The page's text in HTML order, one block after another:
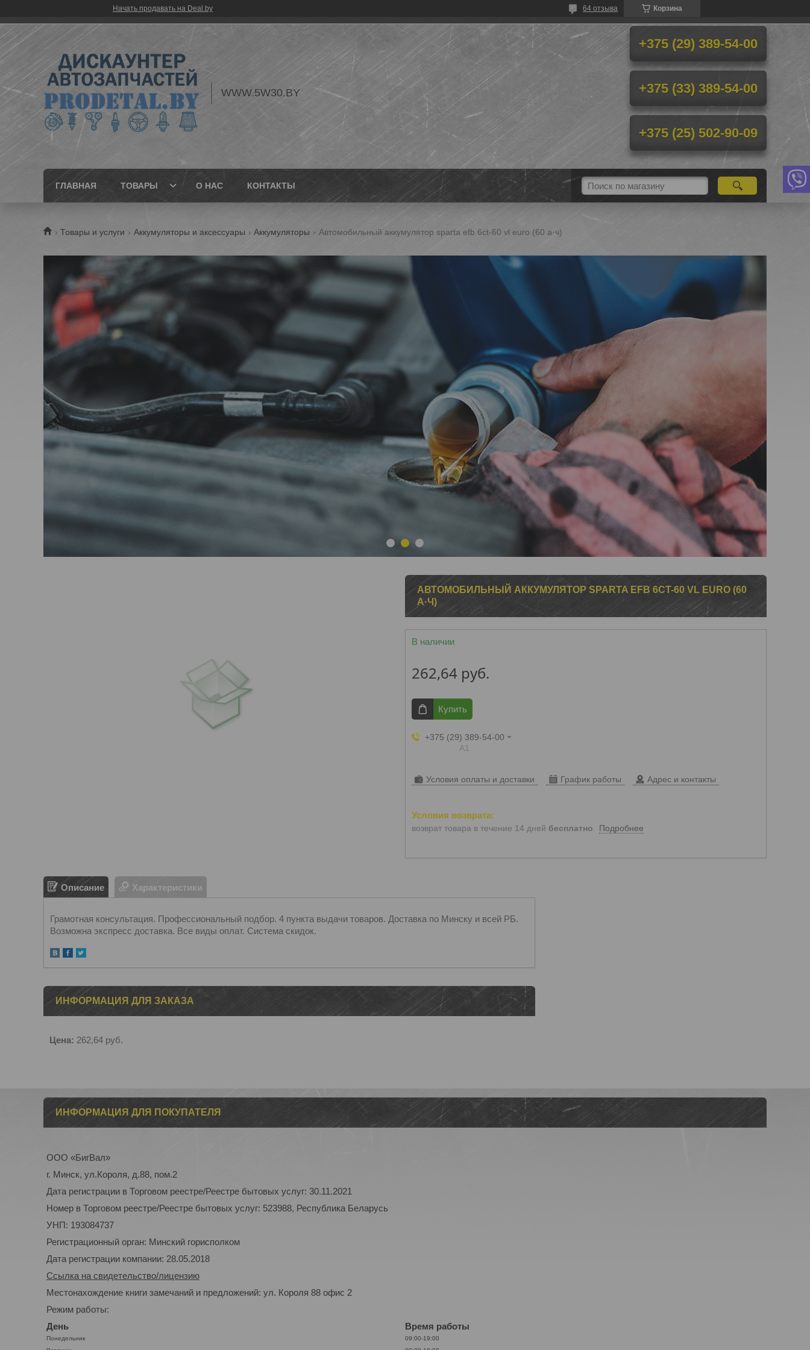
Начать продавать на Deal.by Корзина
64 отзыва
WWW.5W30.BY
+375 (29) 389-54-00
+375 (33) 389-54-00
+375 (25) 502-90-09
ГЛАВНАЯ ТОВАРЫ О НАС КОНТАКТЫ
Товары и услуги Аккумуляторы и аксессуары Аккумуляторы Автомобильный аккумулятор sparta efb 6ct-60 vl euro (60 а·ч)
АВТОМОБИЛЬНЫЙ АККУМУЛЯТОР SPARTA EFB 6CT-60 VL EURO (60
А·Ч)
В наличии
262,64 руб.
Купить
+375 (29) 389-54-00
А1
Условия оплаты и доставки График работы Адрес и контакты
возврат товара в течение 14 дней бесплатно Подробнее
Описание Характеристики
Грамотная консультация. Профессиональный подбор. 4 пункта выдачи товаров. Доставка по Минску и всей РБ.
Возможна экспресс доставка. Все виды оплат. Система скидок.
ИНФОРМАЦИЯ ДЛЯ ЗАКАЗА
Цена: 262,64 руб.
ИНФОРМАЦИЯ ДЛЯ ПОКУПАТЕЛЯ
ООО «БигВал»
г. Минск, ул.Короля, д.88, пом.2
Дата регистрации в Торговом реестре/Реестре бытовых услуг: 30.11.2021
Номер в Торговом реестре/Реестре бытовых услуг: 523988, Республика Беларусь
УНП: 193084737
Регистрационный орган: Минский горисполком
Дата регистрации компании: 28.05.2018
Ссылка на свидетельство/лицензию
Местонахождение книги замечаний и предложений: ул. Короля 88 офис 2
Режим работы:
День
Время работы
Понедельник
09:00-19:00